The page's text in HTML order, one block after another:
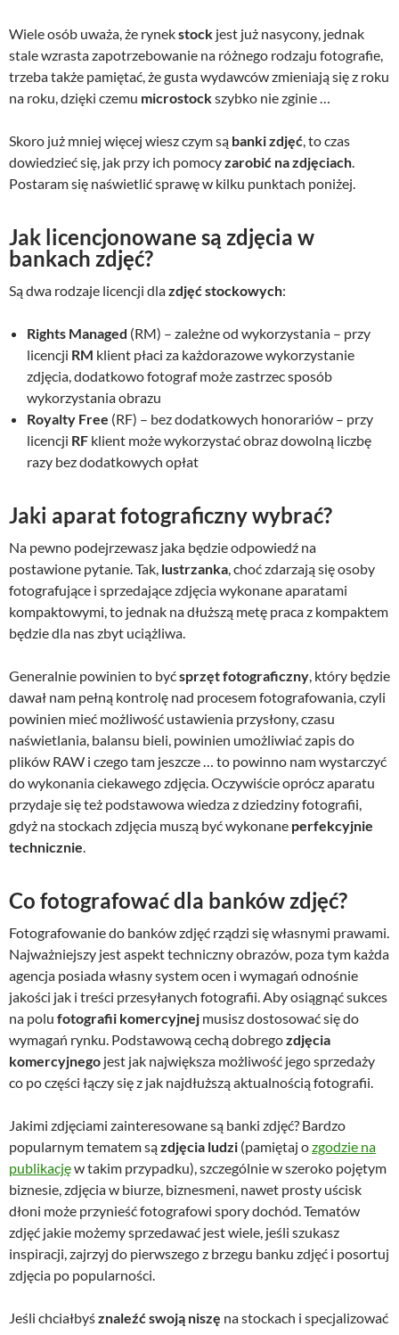
Wiele osób uważa, że rynekstock jest już nasycony, jednak
stale wzrasta zapotrzebowanie na różnego rodzaju fotografie,
trzeba także pamiętać, że gusta wydawców zmieniają się z roku
na roku, dzięki czemu microstockszybko nie zginie …
Skoro już mniej więcej wiesz czym są banki zdjęć, to czas
dowiedzieć się, jak przy ich pomocyzarobić na zdjęciach.
Postaram się naświetlić sprawę w kilku punktach poniżej.
Jak licencjonowane są zdjęcia w
bankach zdjęć?
Są dwa rodzaje licencji dlazdjęć stockowych:
Rights Managed (RM) – zależne od wykorzystania – przy
licencji RM klient płaci za każdorazowe wykorzystanie
zdjęcia, dodatkowo fotograf może zastrzec sposób
wykorzystania obrazu
Royalty Free (RF) – bez dodatkowych honorariów – przy
licencji RF klient może wykorzystać obraz dowolną liczbę
razy bez dodatkowych opłat
Jaki aparat fotograficzny wybrać?
Na pewno podejrzewasz jaka będzie odpowiedź na
postawione pytanie. Tak, lustrzanka, choć zdarzają się osoby
fotografujące i sprzedające zdjęcia wykonane aparatami
kompaktowymi, to jednak na dłuższą metę praca z kompaktem
będzie dla nas zbyt uciążliwa.
Generalnie powinien to byćsprzęt fotograficzny, który będzie
dawał nam pełną kontrolę nad procesem fotografowania, czyli
powinien mieć możliwość ustawienia przysłony, czasu
naświetlania, balansu bieli, powinien umożliwiać zapis do
plików RAW i czego tam jeszcze … to powinno nam wystarczyć
do wykonania ciekawego zdjęcia. Oczywiście oprócz aparatu
przydaje się też podstawowa wiedza z dziedziny fotografii,
gdyż na stockach zdjęcia muszą być wykonane perfekcyjnie
technicznie.
Co fotografować dla banków zdjęć?
Fotografowanie do banków zdjęć rządzi się własnymi prawami.
Najważniejszy jest aspekt techniczny obrazów, poza tym każda
agencja posiada własny system ocen i wymagań odnośnie
jakości jak i treści przesyłanych fotografii. Aby osiągnąć sukces
na polu fotografii komercyjnej musisz dostosować się do
wymagań rynku. Podstawową cechą dobregozdjęcia
komercyjnego jest jak największa możliwość jego sprzedaży
co po części łączy się z jak najdłuższą aktualnością fotografii.
Jakimi zdjęciami zainteresowane są banki zdjęć? Bardzo
popularnym tematem sązdjęcia ludzi (pamiętaj ozgodzie na
publikacjęw takim przypadku), szczególnie w szeroko pojętym
biznesie, zdjęcia w biurze, biznesmeni, nawet prosty uścisk
dłoni może przynieść fotografowi spory dochód. Tematów
zdjęć jakie możemy sprzedawać jest wiele, jeśli szukasz
inspiracji, zajrzyj do pierwszego z brzegu banku zdjęć i posortuj
zdjęcia po popularności.
Jeśli chciałbyśznaleźć swoją niszę na stockach i specjalizować